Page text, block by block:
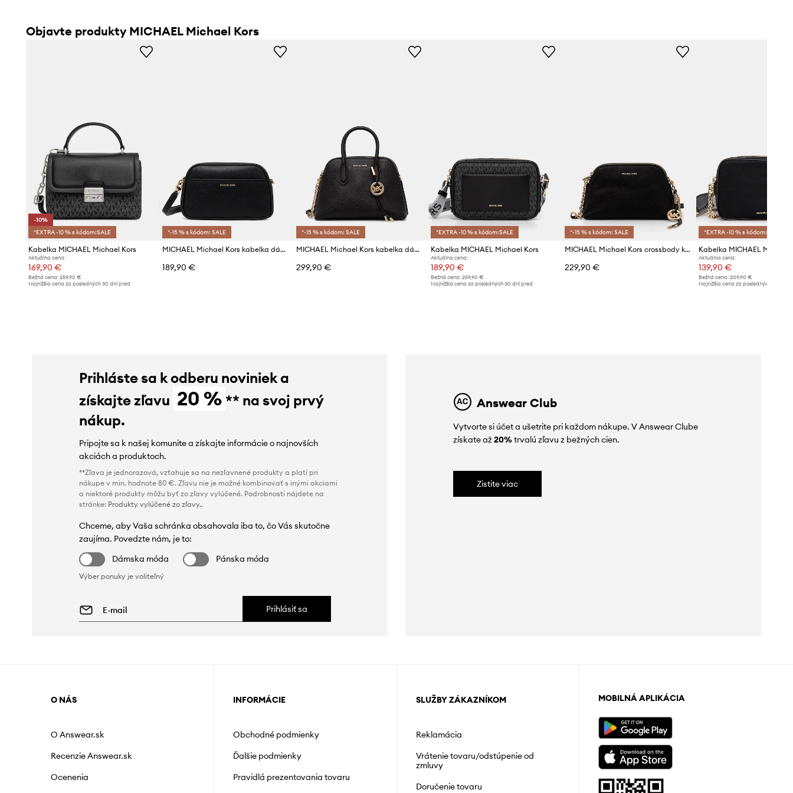
Objavte produkty MICHAEL Michael Kors
-10%
*EXTRA -10 % s kódom:SALE
Kabelka MICHAEL Michael Kors
Aktuálna cena:
169,90 €
Bežná cena: 259,90 €
Najnižšia cena za posledných 30 dní pred
*-15 % s kódom: SALE
MICHAEL Michael Kors kabelka dámska kožená
189,90 €
*-15 % s kódom: SALE
MICHAEL Michael Kors kabelka dámska kožená Freddie
299,90 €
*EXTRA -10 % s kódom:SALE
Kabelka MICHAEL Michael Kors
Aktuálna cena:
189,90 €
Bežná cena: 259,90 €
Najnižšia cena za posledných 30 dní pred
*-15 % s kódom: SALE
MICHAEL Michael Kors crossbody kabelka dámska kožená Freddie
229,90 €
*EXTRA -10 % s kódom:SALE
Kabelka MICHAEL Michael
Aktuálna cena:
139,90 €
Bežná cena: 209,90 €
Najnižšia cena za posledných 30 dní
Prihláste sa k odberu noviniek a
získajte zľavu 20 % ** na svoj prvý
nákup.
Pripojte sa k našej komunite a získajte informácie o najnovších
akciách a produktoch.
**Zľava je jednorazová, vzťahuje sa na nezľavnené produkty a platí pri
nákupe v min. hodnote 80 €. Zľavu nie je možné kombinovať s inými akciami
a niektoré produkty môžu byť zo zľavy vylúčené. Podrobnosti nájdete na
stránke: Produkty vylúčené zo zľavy..
Chceme, aby Vaša schránka obsahovala iba to, čo Vás skutočne
zaujíma. Povedzte nám, je to:
Dámska móda
Pánska móda
Výber ponuky je voliteľný
Prihlásiť sa
Answear Club
Vytvorte si účet a ušetrite pri každom nákupe. V Answear Clube
získate až20%trvalú zľavu z bežných cien.
Zistite viac
O NÁS
O Answear.sk
Recenzie Answear.sk
Ocenenia
INFORMÁCIE
Obchodné podmienky
Ďalšie podmienky
Pravidlá prezentovania tovaru
SLUŽBY ZÁKAZNÍKOM
Reklamácia
Vrátenie tovaru/odstúpenie od
zmluvy
Doručenie tovaru
MOBILNÁ APLIKÁCIA